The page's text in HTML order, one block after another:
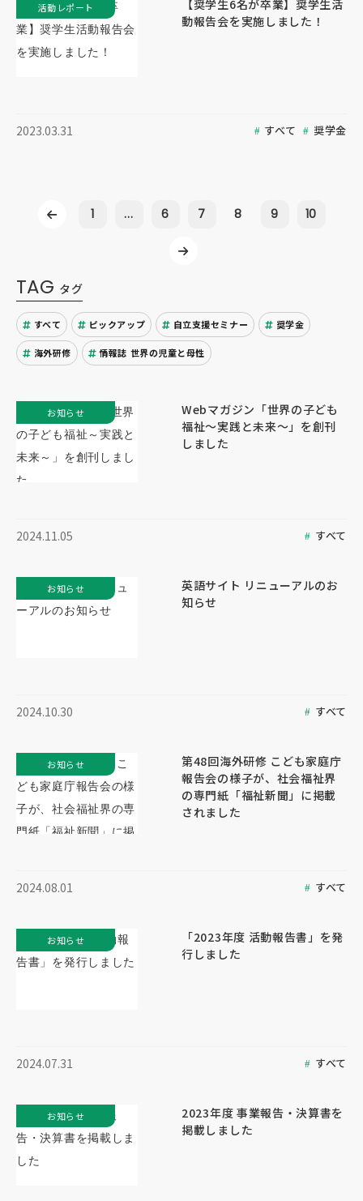
【奨学生6名が卒業】奨学生活
動報告会を実施しました！
2023.03.31 すべて 奨学金
活動レポート
1 ... 6 7 8 9 10
TAG タグ
すべて ピックアップ 自立支援セミナー 奨学金
海外研修 情報誌 世界の児童と母性
Webマガジン「世界の子ども
福祉～実践と未来～」を創刊
しました
2024.11.05 すべて
お知らせ
英語サイト リニューアルのお
知らせ
2024.10.30 すべて
お知らせ
第48回海外研修 こども家庭庁
報告会の様子が、社会福祉界
の専門紙「福祉新聞」に掲載
されました
2024.08.01 すべて
お知らせ
「2023年度 活動報告書」を発
行しました
2024.07.31 すべて
お知らせ
2023年度 事業報告・決算書を
掲載しました
お知らせ